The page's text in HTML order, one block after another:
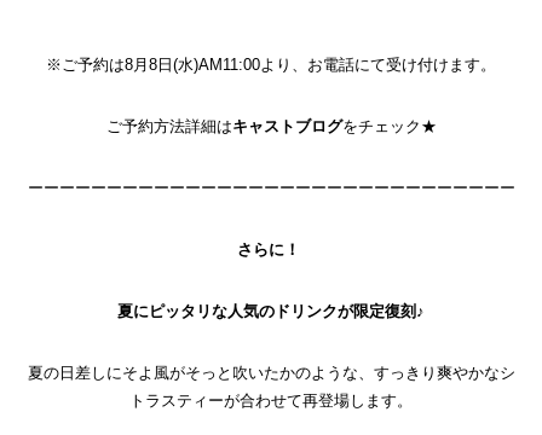
※ご予約は8月8日(水)AM11:00より、お電話にて受け付けます。
ご予約方法詳細はキャストブログをチェック★
ーーーーーーーーーーーーーーーーーーーーーーーーーーーーーーー
さらに！
夏にピッタリな人気のドリンクが限定復刻♪
夏の日差しにそよ風がそっと吹いたかのような、 すっきり爽やかなシ
トラスティーが合わせて再登場します。